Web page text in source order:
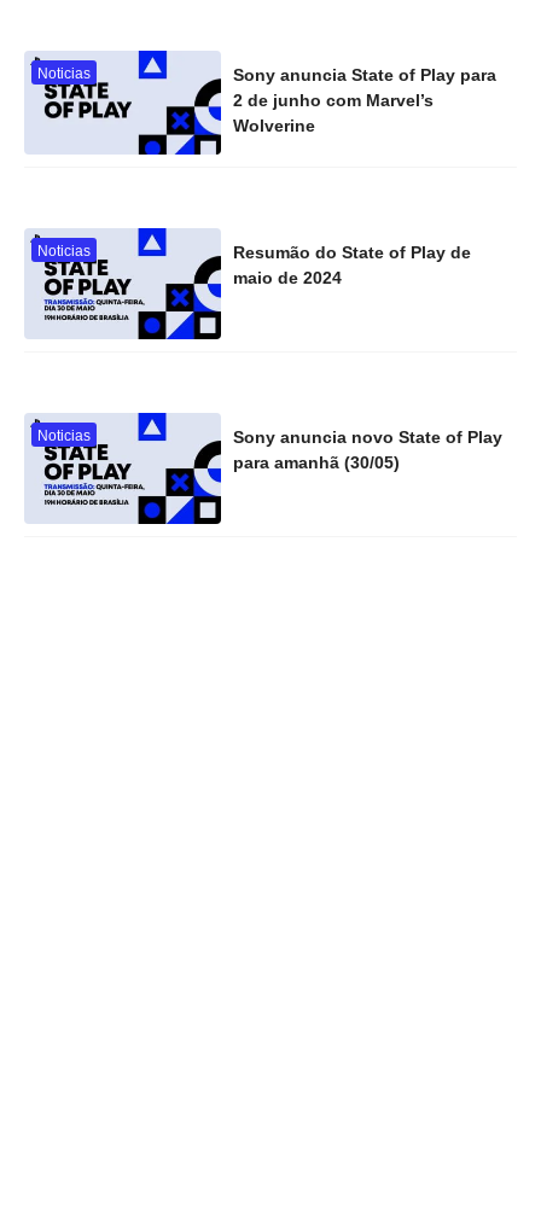
Noticias
Sony anuncia State of Play para
2 de junho com Marvel’s
Wolverine
Noticias
Resumão do State of Play de
maio de 2024
Noticias
Sony anuncia novo State of Play
para amanhã (30/05)